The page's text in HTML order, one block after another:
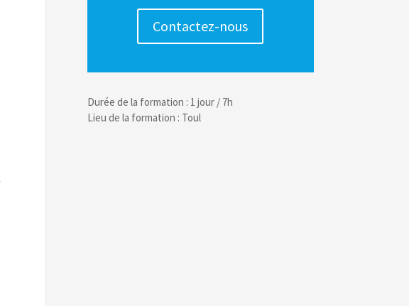
Contactez-nous
Durée de la formation : 1 jour / 7h
Lieu de la formation : Toul